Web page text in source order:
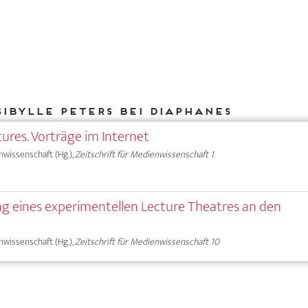
Peters bei DIAPHANES
Vorträge im Internet
(Hg.),Zeitschrift für Medienwissenschaft 1
eines experimentellen Lecture Theatres an den
(Hg.),Zeitschrift für Medienwissenschaft 10